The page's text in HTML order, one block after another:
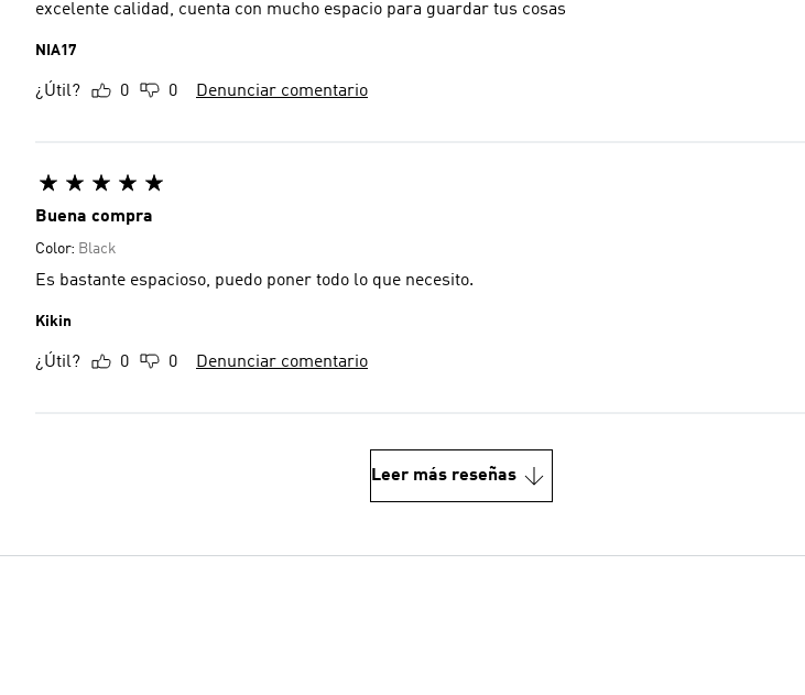
excelente calidad, cuenta con mucho espacio para guardar tus cosas
NIA17
¿Útil? 0 0 Denunciar comentario
Buena compra
Color: Black
Es bastante espacioso, puedo poner todo lo que necesito.
Kikin
¿Útil? 0 0 Denunciar comentario
Leer más reseñas